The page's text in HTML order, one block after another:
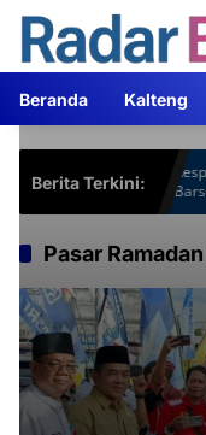
Langsung
konten
Beranda Kalteng
Berita Terkini:Respons
Barsel
Knalpot
Pasar